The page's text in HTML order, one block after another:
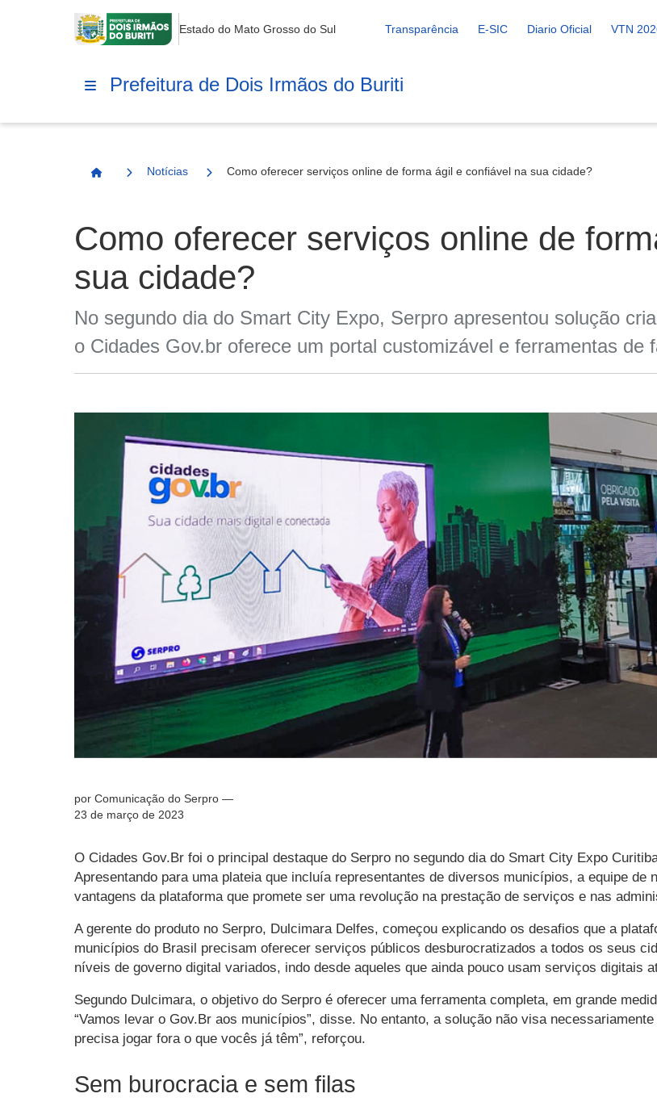
Estado do Mato Grosso do Sul Transparência E-SIC Diario Oficial VTN
Prefeitura de Dois Irmãos do Buriti
Página Inicial
Notícias Como oferecer serviços online de forma ágil e confiável na sua cidade?
Como oferecer serviços online de
sua cidade?
No segundo dia do Smart City Expo, Serpro apresentou solução
o Cidades Gov.br oferece um portal customizável e ferramentas de
por Comunicação do Serpro —
23 de março de 2023
O Cidades Gov.Br foi o principal destaque do Serpro no segundo dia do Smart City Expo
Apresentando para uma plateia que incluía representantes de diversos municípios, a equipe
vantagens da plataforma que promete ser uma revolução na prestação de serviços e nas
A gerente do produto no Serpro, Dulcimara Delfes, começou explicando os desafios que a
municípios do Brasil precisam oferecer serviços públicos desburocratizados a todos os seus
níveis de governo digital variados, indo desde aqueles que ainda pouco usam serviços digitais
Segundo Dulcimara, o objetivo do Serpro é oferecer uma ferramenta completa, em grande
“Vamos levar o Gov.Br aos municípios”, disse. No entanto, a solução não visa
precisa jogar fora o que vocês já têm”, reforçou.
Sem burocracia e sem filas